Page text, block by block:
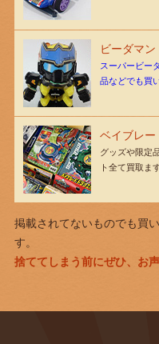
ビーダマン
スーパービー
品などでも買
ベイブレー
グッズや限定
ト全て買取ま
掲載されてないものでも買
す。
捨ててしまう前にぜひ、お